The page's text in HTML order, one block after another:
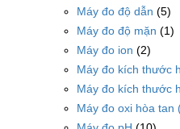
Máy đo độ dẫn (5)
Máy đo độ mặn (1)
Máy đo ion (2)
Máy đo kích thước
Máy đo kích thước
Máy đo oxi hòa tan